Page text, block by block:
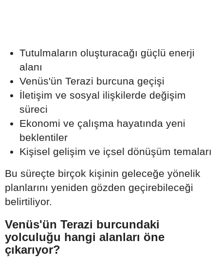
Tutulmaların oluşturacağı güçlü enerji
alanı
Venüs'ün Terazi burcuna geçişi
İletişim ve sosyal ilişkilerde değişim
süreci
Ekonomi ve çalışma hayatında yeni
beklentiler
Kişisel gelişim ve içsel dönüşüm temaları
Bu süreçte birçok kişinin geleceğe yönelik
planlarını yeniden gözden geçirebileceği
belirtiliyor.
Venüs'ün Terazi burcundaki
yolculuğu hangi alanları öne
çıkarıyor?